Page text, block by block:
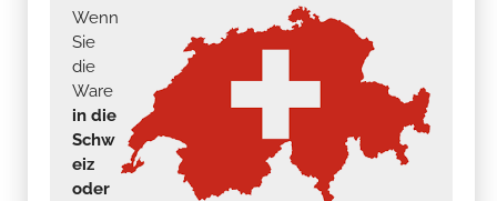
Wenn
Sie
die
Ware
in die
Schw
eiz
oder